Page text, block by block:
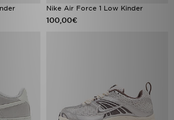
Nike Air Force 1 Low Kinder
100,00€